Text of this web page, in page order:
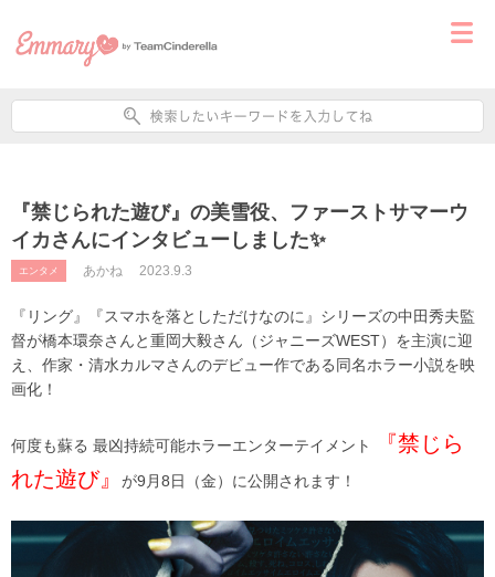
『禁じられた遊び』の美雪役、ファーストサマーウ
イカさんにインタビューしました✨
エンタメ あかね 2023.9.3
『リング』『スマホを落としただけなのに』シリーズの中田秀夫監
督が橋本環奈さんと重岡大毅さん（ジャニーズWEST）を主演に迎
え、作家・清水カルマさんのデビュー作である同名ホラー小説を映
画化！
何度も蘇る 最凶持続可能ホラーエンターテイメント
『禁じら
れた遊び』
が9月8日（金）に公開されます！